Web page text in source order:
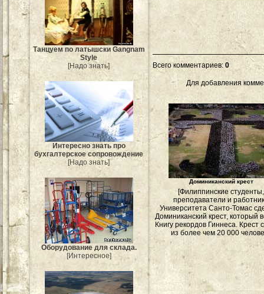
Танцуем по латышски Gangnam
Style
[Надо знать]
Интересно знать про
бухгалтерское сопровождение
[Надо знать]
Оборудование для склада.
[Интересное]
Всего комментариев: 0
Для добавления
Доминиканский крест
[Филиппинские студенты,
преподаватели и
Университета Санто-Томас
Доминиканский крест, который
Книгу рекордов Гиннеса. Крест
из более чем 20 000